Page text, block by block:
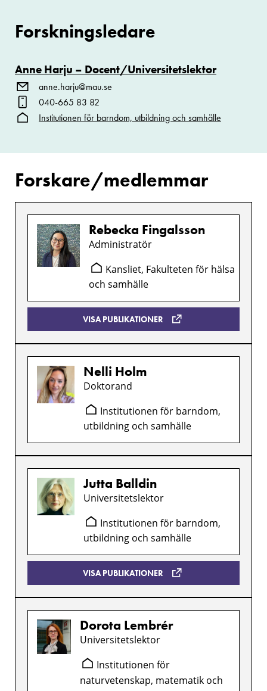
Forskningsledare
Anne Harju – Docent/Universitetslektor
anne.harju@mau.se
040-665 83 82
Institutionen för barndom, utbildning och samhälle
Forskare/medlemmar
Rebecka Fingalsson
Administratör
Kansliet, Fakulteten för hälsa
och samhälle
VISA PUBLIKATIONER
Nelli Holm
Doktorand
Institutionen för barndom,
utbildning och samhälle
Jutta Balldin
Universitetslektor
Institutionen för barndom,
utbildning och samhälle
VISA PUBLIKATIONER
Dorota Lembrér
Universitetslektor
Institutionen för
naturvetenskap, matematik och